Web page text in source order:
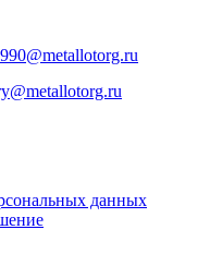
данных